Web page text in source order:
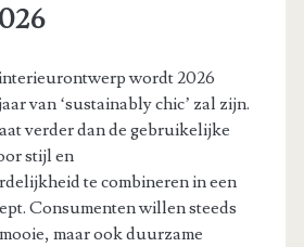
wordt 2026
van ‘sustainably chic’ zal zijn.
verder dan de gebruikelijke
stijl en
te combineren in een
Consumenten willen steeds
maar ook duurzame